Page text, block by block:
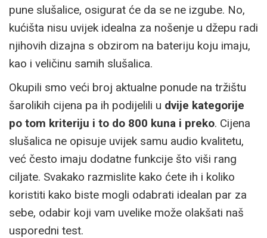
pune slušalice, osigurat će da se ne izgube. No,
kućišta nisu uvijek idealna za nošenje u džepu radi
njihovih dizajna s obzirom na bateriju koju imaju,
kao i veličinu samih slušalica.
Okupili smo veći broj aktualne ponude na tržištu
šarolikih cijena pa ih podijelili u dvije kategorije
po tom kriteriju i to do 800 kuna i preko. Cijena
slušalica ne opisuje uvijek samu audio kvalitetu,
već često imaju dodatne funkcije što viši rang
ciljate. Svakako razmislite kako ćete ih i koliko
koristiti kako biste mogli odabrati idealan par za
sebe, odabir koji vam uvelike može olakšati naš
usporedni test.